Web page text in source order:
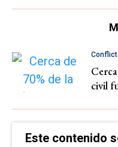
civil
Este contenido